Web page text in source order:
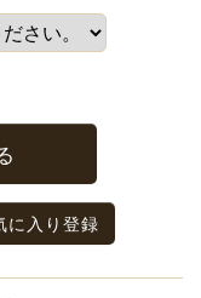
に入り登録